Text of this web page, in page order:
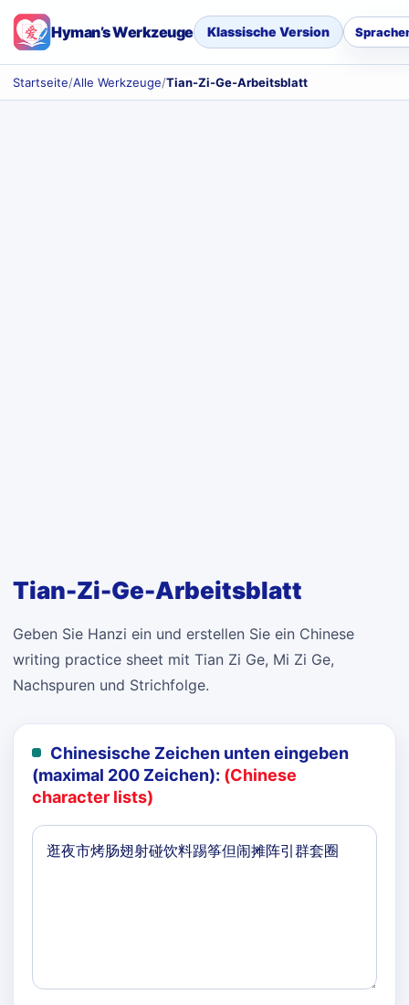
Hyman’s Werkzeuge Klassische Version
Startseite/Alle Werkzeuge/Tian-Zi-Ge-Arbeitsblatt
Tian-Zi-Ge-Arbeitsblatt
Geben Sie Hanzi ein und erstellen Sie ein Chinese
writing practice sheet mit Tian Zi Ge, Mi Zi Ge,
Nachspuren und Strichfolge.
Chinesische Zeichen unten eingeben
(maximal 200 Zeichen): (Chinese
character lists)